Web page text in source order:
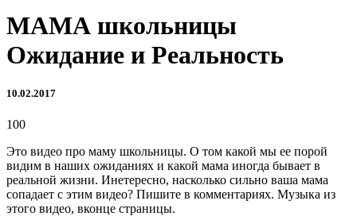
МАМА школьницы
Ожидание и Реальность
10.02.2017
100
Это видео про маму школьницы. О том какой мы ее порой
видим в наших ожиданиях и какой мама иногда бывает в
реальной жизни. Инетересно, насколько сильно ваша мама
сопадает с этим видео? Пишите в комментариях. Музыка из
этого видео, вконце страницы.